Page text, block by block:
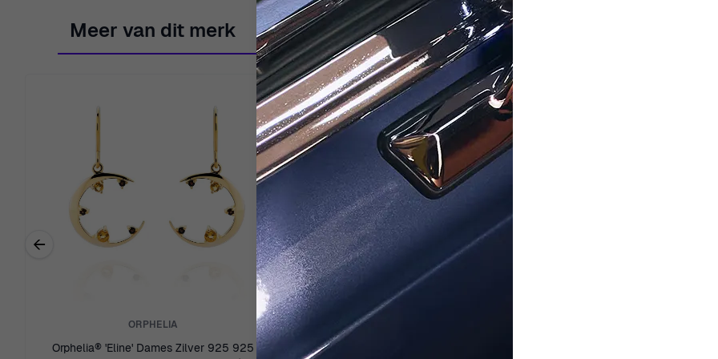
Meer van dit merk
Previous related products
←
ORPHELIA
Orphelia® 'Eline' Dames Zilver 925 925
Orphelia® 'Azalea' Dames Zilver 925 925